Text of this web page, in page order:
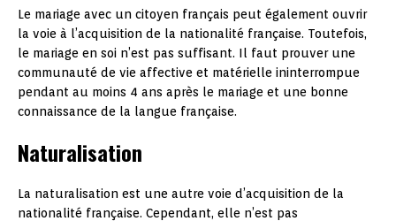
Le mariage avec un citoyen français peut également ouvrir
la voie à l’acquisition de la nationalité française. Toutefois,
le mariage en soi n’est pas suffisant. Il faut prouver une
communauté de vie affective et matérielle ininterrompue
pendant au moins 4 ans après le mariage et une bonne
connaissance de la langue française.
Naturalisation
La naturalisation est une autre voie d’acquisition de la
nationalité française. Cependant, elle n’est pas